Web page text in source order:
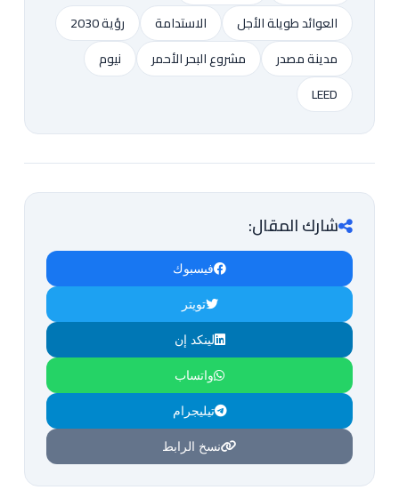
العوائد طويلة الأجل
الاستدامة
رؤية 2030
مدينة مصدر
مشروع البحر الأحمر
نيوم
LEED
شارك المقال:
فيسبوك
تويتر
لينكد إن
واتساب
تيليجرام
نسخ الرابط